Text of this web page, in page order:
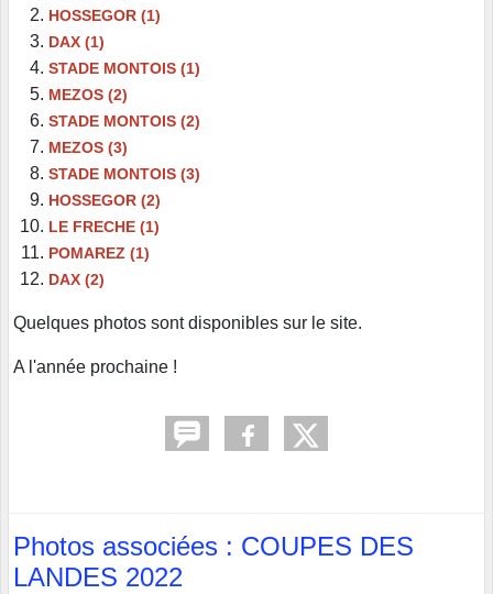
HOSSEGOR (1)
DAX (1)
STADE MONTOIS (1)
MEZOS (2)
STADE MONTOIS (2)
MEZOS (3)
STADE MONTOIS (3)
HOSSEGOR (2)
LE FRECHE (1)
POMAREZ (1)
DAX (2)
Quelques photos sont disponibles sur le site.
A l'année prochaine !
Photos associées : COUPES DES
LANDES 2022